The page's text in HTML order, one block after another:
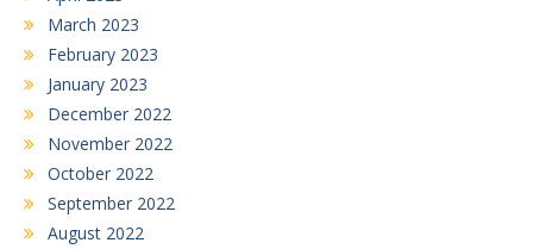
March 2023
February 2023
January 2023
December 2022
November 2022
October 2022
September 2022
August 2022